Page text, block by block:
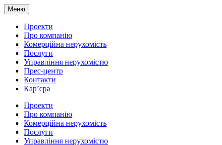
Меню
Проекти
Про компанію
Комерційна нерухомість
Послуги
Управління нерухомістю
Прес-центр
Контакти
Кар’єра
Проекти
Про компанію
Комерційна нерухомість
Послуги
Управління нерухомістю